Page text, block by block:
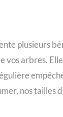
plusieurs
vos arbres.
nos tailles